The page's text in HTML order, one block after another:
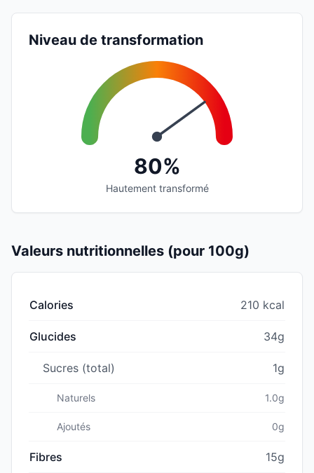
Niveau de transformation
80%
Hautement transformé
Valeurs nutritionnelles (pour 100g)
Calories 210 kcal
Glucides 34g
Sucres (total) 1g
Naturels 1.0g
Ajoutés 0g
Fibres 15g